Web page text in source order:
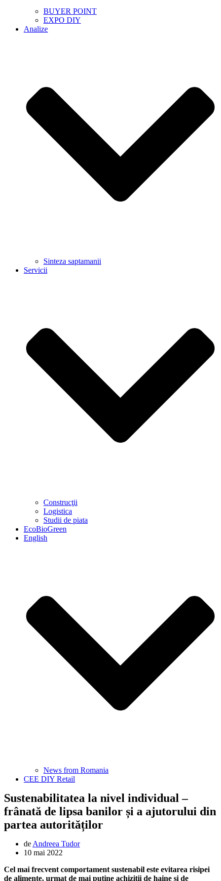
BUYER POINT
EXPO DIY
Analize
Sinteza saptamanii
Servicii
Construcţii
Logistica
Studii de piata
EcoBioGreen
English
News from Romania
CEE DIY Retail
Sustenabilitatea la nivel individual –
frânată de lipsa banilor și a ajutorului din
partea autorităților
de Andreea Tudor
10 mai 2022
Cel mai frecvent comportament sustenabil este evitarea risipei
de alimente, urmat de mai puține achiziții de haine și de